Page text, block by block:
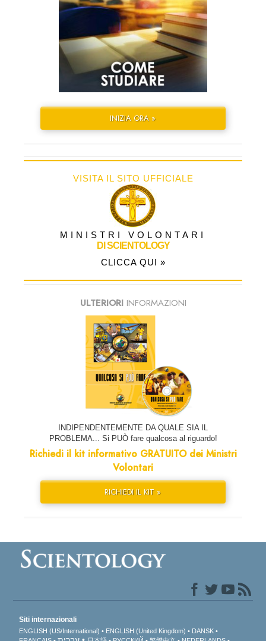
INIZIA ORA »
VISITA IL SITO UFFICIALE
MINISTRI VOLONTARI
DI SCIENTOLOGY
CLICCA QUI »
ULTERIORIINFORMAZIONI
INDIPENDENTEMENTE DA QUALE SIA IL
PROBLEMA... Si PUÒ fare qualcosa al riguardo!
Richiedi il kit informativo GRATUITO dei Ministri
Volontari
RICHIEDI IL KIT »
Siti internazionali
ENGLISH (US/International) ENGLISH (United Kingdom)
DANSK